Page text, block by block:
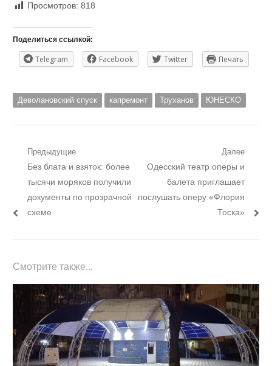
Просмотров: 818
Поделиться ссылкой:
Telegram Facebook Twitter Печать
Деволановский спуск капремонт Труханов ЮНЕСКО
Навигация
по
записям
Предыдущие
Предыдущий
пост:
Без блата и взяток: более
тысячи моряков получили
документы по прозрачной
схеме
Далее
Следующий
Одесский театр оперы и
балета приглашает
послушать оперу «Флория
Тоска»
Смотрите также...